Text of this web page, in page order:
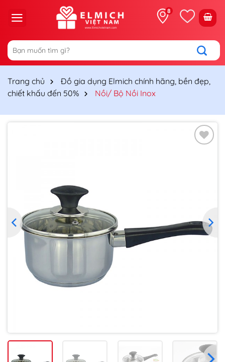
đến
dung
8
Tìm
kiếm:
Trang chủ
Đồ gia dụng Elmich chính hãng, bền đẹp,
chiết khấu đến 50%
Nồi/ Bộ Nồi Inox